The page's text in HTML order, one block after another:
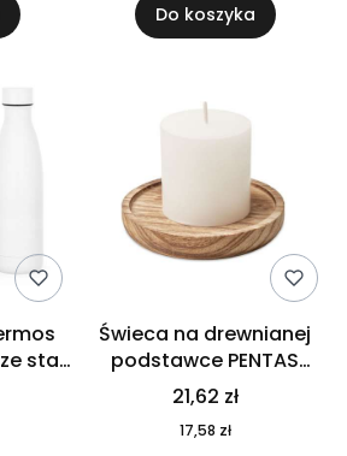
Do koszyka
stali
Świeca na drewnianej
podstawce PENTAS
MO6282-40
21,62 zł
17,58 zł